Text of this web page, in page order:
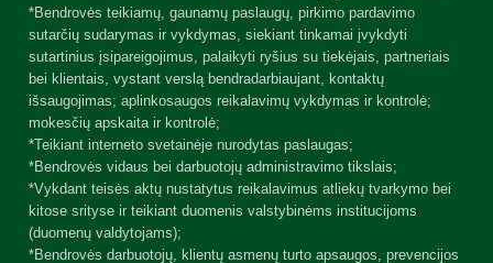
*Bendrovės teikiamų, gaunamų paslaugų, pirkimo pardavimo
sutarčių sudarymas ir vykdymas, siekiant tinkamai įvykdyti
sutartinius įsipareigojimus, palaikyti ryšius su tiekėjais, partneriais
bei klientais, vystant verslą bendradarbiaujant, kontaktų
išsaugojimas; aplinkosaugos reikalavimų vykdymas ir kontrolė;
mokesčių apskaita ir kontrolė;
*Teikiant interneto svetainėje nurodytas paslaugas;
*Bendrovės vidaus bei darbuotojų administravimo tikslais;
*Vykdant teisės aktų nustatytus reikalavimus atliekų tvarkymo bei
kitose srityse ir teikiant duomenis valstybinėms institucijoms
(duomenų valdytojams);
*Bendrovės darbuotojų, klientų asmenų turto apsaugos, prevencijos